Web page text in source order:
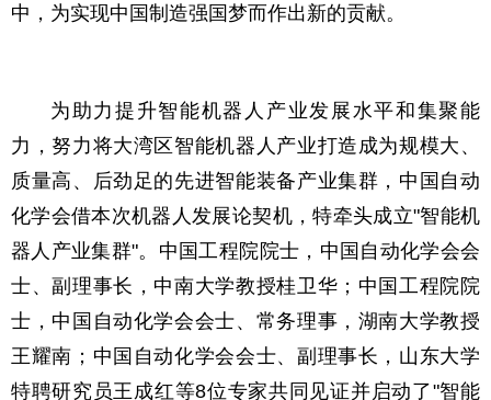
中，为实现中国制造强国梦而作出新的贡献。
为助力提升智能机器人产业发展水平和集聚能
力，努力将大湾区智能机器人产业打造成为规模大、
质量高、后劲足的先进智能装备产业集群，中国自动
化学会借本次机器人发展论契机，特牵头成立"智能机
器人产业集群"。中国工程院院士，中国自动化学会会
士、副理事长，中南大学教授桂卫华；中国工程院院
士，中国自动化学会会士、常务理事，湖南大学教授
王耀南；中国自动化学会会士、副理事长，山东大学
特聘研究员王成红等8位专家共同见证并启动了"智能